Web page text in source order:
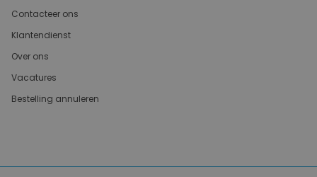
Contacteer ons
Klantendienst
Over ons
Vacatures
Bestelling annuleren